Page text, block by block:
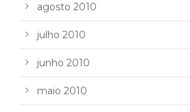
agosto 2010
julho 2010
junho 2010
maio 2010